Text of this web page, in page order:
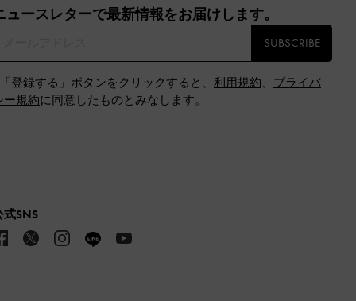
ュースレターで最新情報をお届けします。​
SUBSCRIBE
登録する」ボタンをクリックすると、 利用規約、 プライバ
ー規約に同意したものとみなします。
式SNS